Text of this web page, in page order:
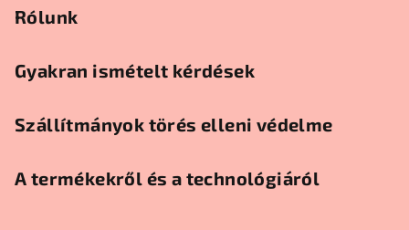
Rólunk
Gyakran ismételt kérdések
Szállítmányok törés elleni védelme
A termékekről és a technológiáról